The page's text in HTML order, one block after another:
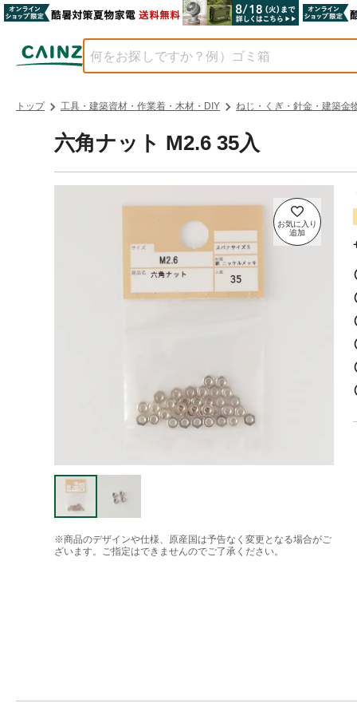
トップ 工具・建築資材・作業着・木材・DIY ねじ・くぎ・針金・建築金
六角ナット M2.6 35入
※商品のデザインや仕様、原産国は予告なく変更となる場合がご
ざいます。ご指定はできませんのでご了承ください。